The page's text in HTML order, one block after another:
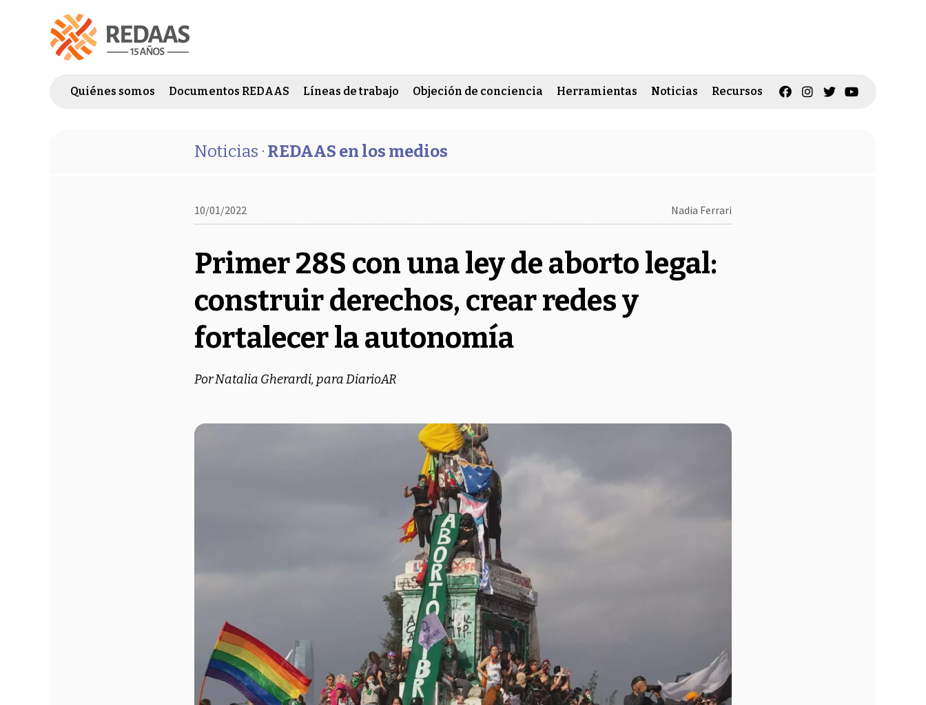
Quiénes somos Documentos REDAAS Líneas de trabajo Objeción de conciencia Herramientas Noticias Recursos
Noticias · REDAAS en los medios
10/01/2022 Nadia Ferrari
Primer 28S con una ley de aborto legal:
construir derechos, crear redes y
fortalecer la autonomía
Por Natalia Gherardi, para DiarioAR